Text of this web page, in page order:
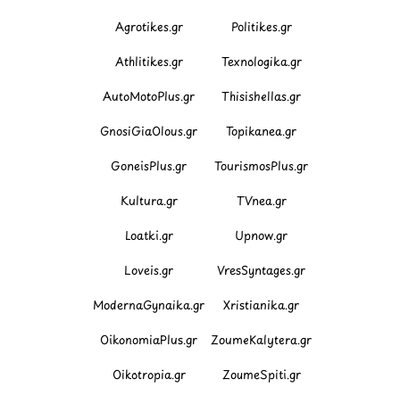
Agrotikes.gr Politikes.gr
Athlitikes.gr Texnologika.gr
AutoMotoPlus.gr Thisishellas.gr
GnosiGiaOlous.gr Topikanea.gr
GoneisPlus.gr TourismosPlus.gr
Kultura.gr TVnea.gr
Loatki.gr Upnow.gr
Loveis.gr VresSyntages.gr
ModernaGynaika.gr Xristianika.gr
OikonomiaPlus.gr ZoumeKalytera.gr
Oikotropia.gr ZoumeSpiti.gr